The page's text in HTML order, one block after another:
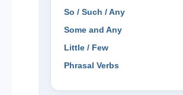
So / Such / Any
Some and Any
Little / Few
Phrasal Verbs